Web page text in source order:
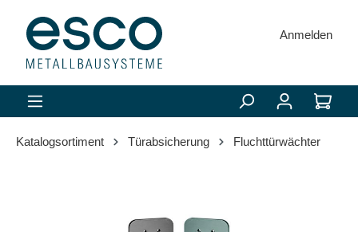
springen
Anmelden
Katalogsortiment Türabsicherung Fluchttürwächter